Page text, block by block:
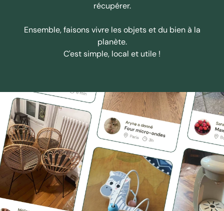
récupérer.
Ensemble, faisons vivre les objets et du bien à la
planète.
C'est simple, local et utile !